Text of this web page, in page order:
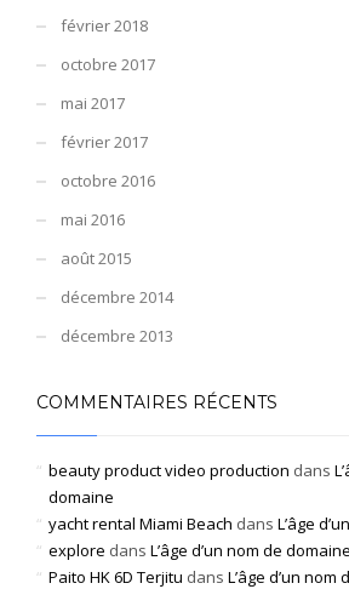
février 2018
octobre 2017
mai 2017
février 2017
octobre 2016
mai 2016
août 2015
décembre 2014
décembre 2013
COMMENTAIRES RÉCENTS
beauty product video production dans
domaine
yacht rental Miami Beach dans L’âge
explore dans L’âge d’un nom de domaine
Paito HK 6D Terjitu dans L’âge d’un nom